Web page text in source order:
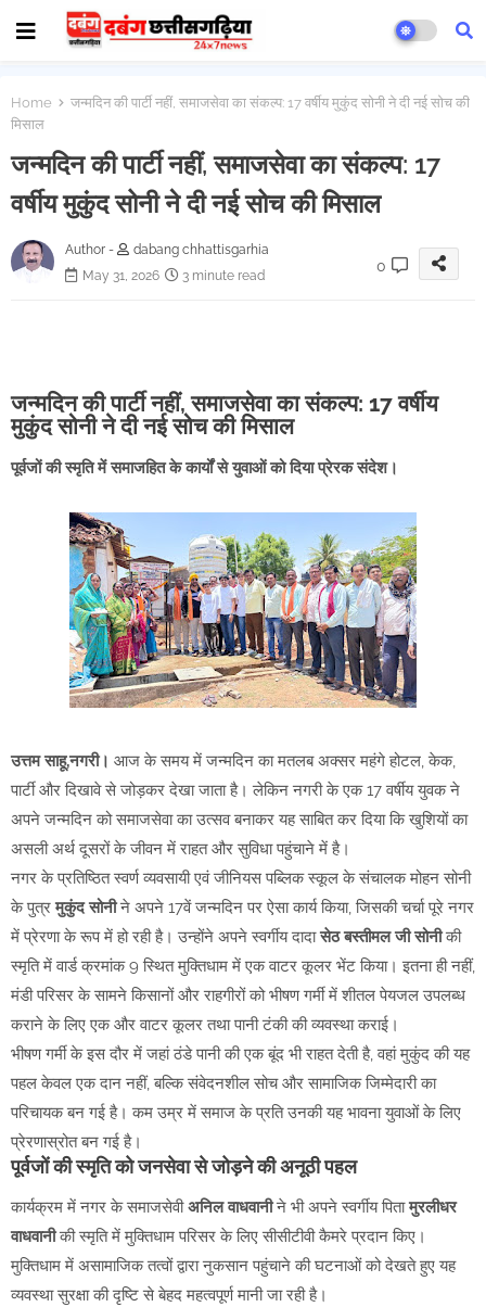
Home
जन्मदिन की पार्टी नहीं, समाजसेवा का संकल्प: 17 वर्षीय मुकुंद सोनी ने दी नई सोच की
मिसाल
जन्मदिन की पार्टी नहीं, समाजसेवा का संकल्प: 17
वर्षीय मुकुंद सोनी ने दी नई सोच की मिसाल
Author -
dabang chhattisgarhia
May 31, 2026
3 minute read
0
जन्मदिन की पार्टी नहीं, समाजसेवा का संकल्प: 17 वर्षीय
मुकुंद सोनी ने दी नई सोच की मिसाल
पूर्वजों की स्मृति में समाजहित के कार्यों से युवाओं को दिया प्रेरक संदेश।
उत्तम साहू,नगरी। आज के समय में जन्मदिन का मतलब अक्सर महंगे होटल, केक,
पार्टी और दिखावे से जोड़कर देखा जाता है। लेकिन नगरी के एक 17 वर्षीय युवक ने
अपने जन्मदिन को समाजसेवा का उत्सव बनाकर यह साबित कर दिया कि खुशियों का
असली अर्थ दूसरों के जीवन में राहत और सुविधा पहुंचाने में है।
नगर के प्रतिष्ठित स्वर्ण व्यवसायी एवं जीनियस पब्लिक स्कूल के संचालक मोहन सोनी
के पुत्रमुकुंद सोनीने अपने 17वें जन्मदिन पर ऐसा कार्य किया, जिसकी चर्चा पूरे नगर
में प्रेरणा के रूप में हो रही है। उन्होंने अपने स्वर्गीय दादासेठ बस्तीमल जी सोनीकी
स्मृति में वार्ड क्रमांक 9 स्थित मुक्तिधाम में एक वाटर कूलर भेंट किया। इतना ही नहीं,
मंडी परिसर के सामने किसानों और राहगीरों को भीषण गर्मी में शीतल पेयजल उपलब्ध
कराने के लिए एक और वाटर कूलर तथा पानी टंकी की व्यवस्था कराई।
भीषण गर्मी के इस दौर में जहां ठंडे पानी की एक बूंद भी राहत देती है, वहां मुकुंद की यह
पहल केवल एक दान नहीं, बल्कि संवेदनशील सोच और सामाजिक जिम्मेदारी का
परिचायक बन गई है। कम उम्र में समाज के प्रति उनकी यह भावना युवाओं के लिए
प्रेरणास्रोत बन गई है।
पूर्वजों की स्मृति को जनसेवा से जोड़ने की अनूठी पहल
कार्यक्रम में नगर के समाजसेवीअनिल वाधवानीने भी अपने स्वर्गीय पितामुरलीधर
वाधवानीकी स्मृति में मुक्तिधाम परिसर के लिए सीसीटीवी कैमरे प्रदान किए।
मुक्तिधाम में असामाजिक तत्वों द्वारा नुकसान पहुंचाने की घटनाओं को देखते हुए यह
व्यवस्था सुरक्षा की दृष्टि से बेहद महत्वपूर्ण मानी जा रही है।